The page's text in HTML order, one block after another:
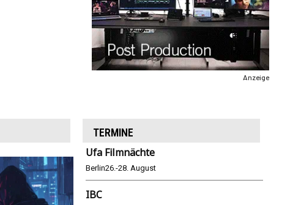
Anzeige
TERMINE
Ufa Filmnächte
Berlin26.-28. August
IBC